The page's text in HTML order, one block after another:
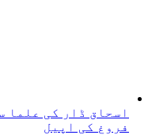
اسحاق ڈار کی علما
فروغ کی اپیل